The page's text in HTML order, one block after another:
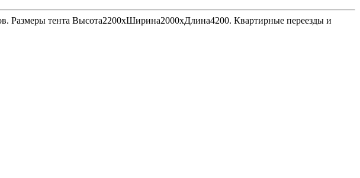
Размеры тента Высота2200хШирина2000хДлина4200. Квартирные переезды и